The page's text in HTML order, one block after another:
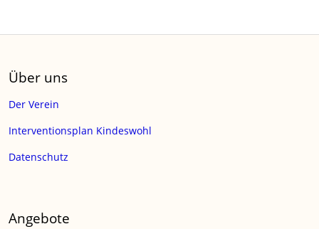
Über uns
Der Verein
Interventionsplan Kindeswohl
Datenschutz
Angebote